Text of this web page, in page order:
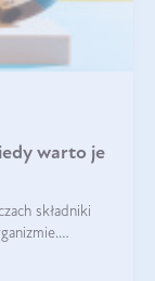
warto je
składniki